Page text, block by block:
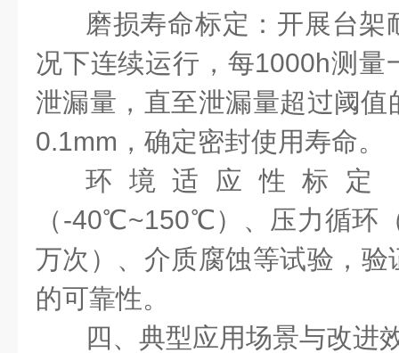
磨损寿命标定：开展台架
况下连续运行，每1000h测量
泄漏量，直至泄漏量超过阈
0.1mm，确定密封使用寿命。
环境适应性标定
（-40℃~150℃）、压力循环
万次）、介质腐蚀等试验，
的可靠性。
四、典型应用场景与改进